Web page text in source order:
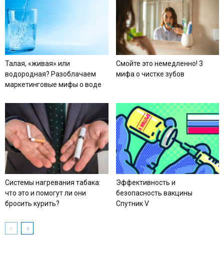
Талая, «живая» или
водородная? Разоблачаем
маркетинговые мифы о воде
Смойте это немедленно! 3
мифа о чистке зубов
Системы нагревания табака:
что это и помогут ли они
бросить курить?
Эффективность и
безопасность вакцины
Спутник V